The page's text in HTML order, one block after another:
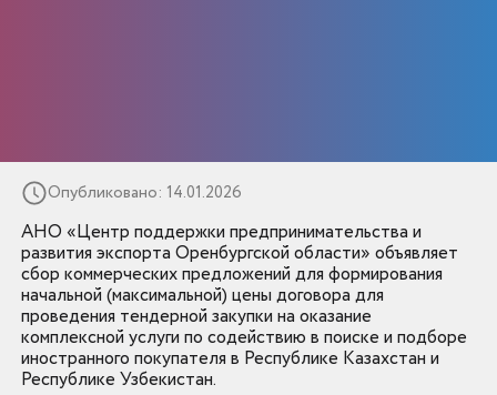
Опубликовано: 14.01.2026
АНО «Центр поддержки предпринимательства и
развития экспорта Оренбургской области» объявляет
сбор коммерческих предложений для формирования
начальной (максимальной) цены договора для
проведения тендерной закупки на оказание
комплексной услуги по содействию в поиске и подборе
иностранного покупателя в Республике Казахстан и
Республике Узбекистан.